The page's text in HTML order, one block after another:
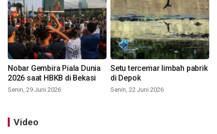
Nobar Gembira Piala Dunia
2026 saat HBKB di Bekasi
Senin, 29 Juni 2026
Setu tercemar limbah pabrik
di Depok
Senin, 22 Juni 2026
Video